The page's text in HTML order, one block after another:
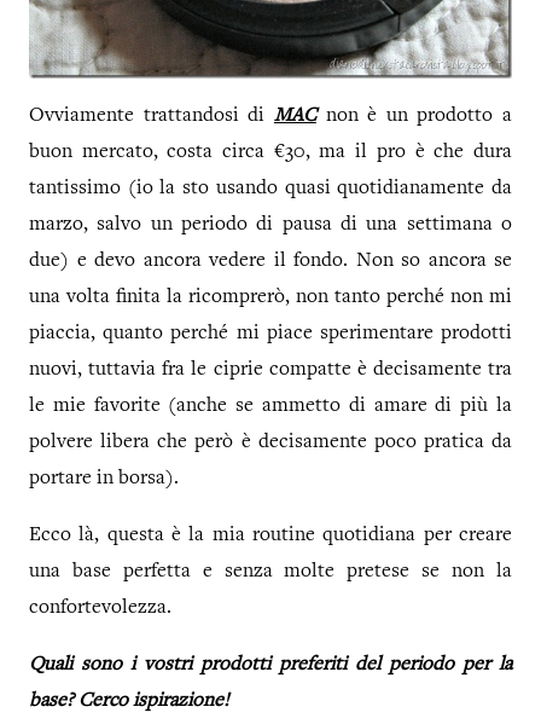
Ovviamente trattandosi di MACnon è un prodotto a
buon mercato, costa circa €30, ma il pro è che dura
tantissimo (io la sto usando quasi quotidianamente da
marzo, salvo un periodo di pausa di una settimana o
due) e devo ancora vedere il fondo. Non so ancora se
una volta finita la ricomprerò, non tanto perché non mi
piaccia, quanto perché mi piace sperimentare prodotti
nuovi, tuttavia fra le ciprie compatte è decisamente tra
le mie favorite (anche se ammetto di amare di più la
polvere libera che però è decisamente poco pratica da
portare in borsa).
Ecco là, questa è la mia routine quotidiana per creare
una base perfetta e senza molte pretese se non la
confortevolezza.
Quali sono i vostri prodotti preferiti del periodo per la
base? Cerco ispirazione!